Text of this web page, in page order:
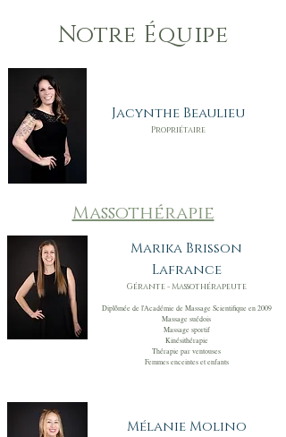
Notre Équipe
Jacynthe Beaulieu
Propriétaire
Massothérapie
Marika Brisson
Lafrance
Gérante - Massothérapeute
Diplômée de l'Académie de Massage Scientifique en 2009
Massage suédois
Massage sportif
Kinésithérapie
Thérapie par ventouses
Femmes enceintes et enfants
Mélanie Molino